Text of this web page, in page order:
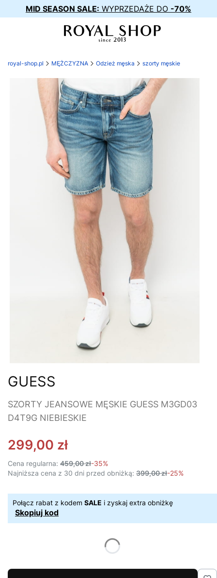
MID SEASON SALE: WYPRZEDAŻE DO -70%
royal-shop.pl MĘŻCZYZNA Odzież męska szorty męskie
GUESS
SZORTY JEANSOWE MĘSKIE GUESS M3GD03
D4T9G NIEBIESKIE
299,00 zł
Cena regularna: 459,00 zł-35%
Najniższa cena z 30 dni przed obniżką: 399,00 zł-25%
Połącz rabat z kodem SALE i zyskaj extra obniżkę
Skopiuj kod